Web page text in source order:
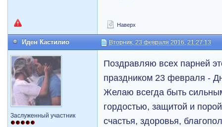
Наверх
Иден Кастилио Вторник, 23 февраля 2016, 21:27:13
Заслуженный участник
Поздравляю всех парней
праздником 23 февраля -
Желаю всегда быть
гордостью, защитой и
счастья, здоровья,